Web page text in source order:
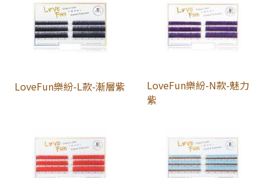
LoveFun樂紛-L款-漸層紫
LoveFun樂紛-N款-魅力
紫